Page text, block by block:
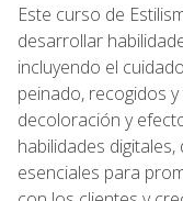
Este curso de
desarrollar
incluyendo el
peinado, recogidos
decoloración y
habilidades
esenciales para